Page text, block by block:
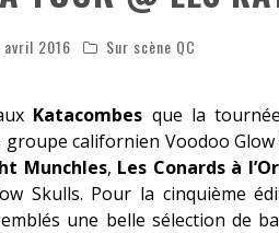
avril 2016 Sur scène QC
Katacombes que la tournée
groupe californien Voodoo
MunchIes, Les Conards à
Skulls. Pour la cinquième
une belle sélection de